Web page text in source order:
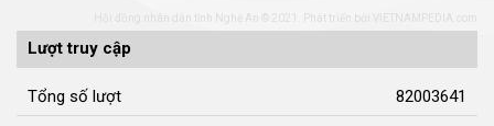
Hội đồng nhân dân tỉnh Nghệ An © 2021. Phát triển bởi
Lượt truy cập
Tổng số lượt
82003641